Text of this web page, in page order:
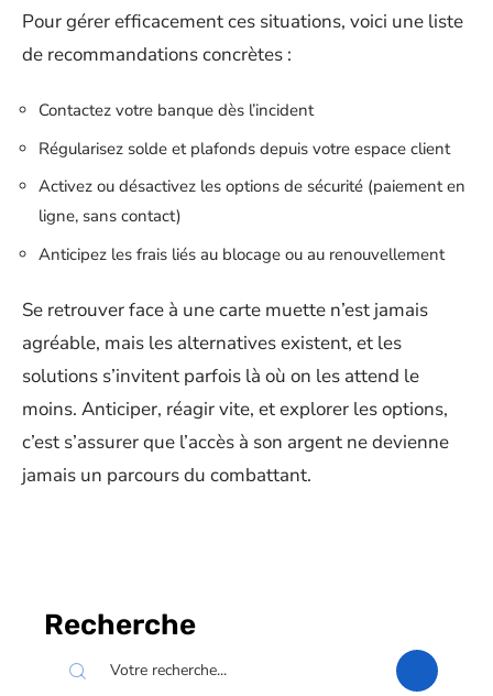
Pour gérer efficacement ces situations, voici une liste
de recommandations concrètes :
Contactez votre banque dès l’incident
Régularisez solde et plafonds depuis votre espace client
Activez ou désactivez les options de sécurité (paiement en
ligne, sans contact)
Anticipez les frais liés au blocage ou au renouvellement
Se retrouver face à une carte muette n’est jamais
agréable, mais les alternatives existent, et les
solutions s’invitent parfois là où on les attend le
moins. Anticiper, réagir vite, et explorer les options,
c’est s’assurer que l’accès à son argent ne devienne
jamais un parcours du combattant.
Recherche